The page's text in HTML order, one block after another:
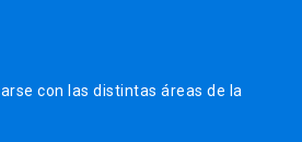
con las distintas áreas de la